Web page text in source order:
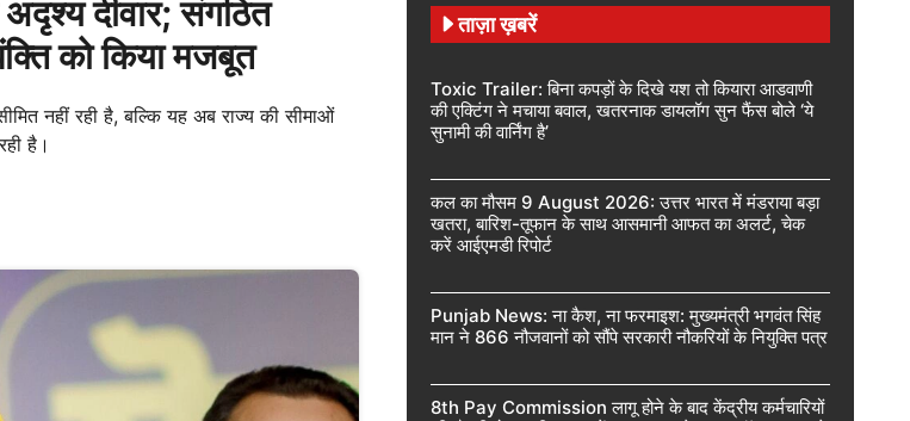
दीवार; संगठित
को किया मजबूत
नहीं रही है, बल्कि यह अब राज्य की सीमाओं
है।
ताज़ा ख़बरें
Toxic Trailer: बिना कपड़ों के दिखे यश तो कियारा आडवाणी
की एक्टिंग ने मचाया बवाल, खतरनाक डायलॉग सुन फैंस बोले ‘ये
सुनामी की वार्निंग है’
कल का मौसम 9 August 2026: उत्तर भारत में मंडराया बड़ा
खतरा, बारिश-तूफान के साथ आसमानी आफत का अलर्ट, चेक
करें आईएमडी रिपोर्ट
Punjab News: ना कैश, ना फरमाइश: मुख्यमंत्री भगवंत सिंह
मान ने 866 नौजवानों को सौंपे सरकारी नौकरियों के नियुक्ति पत्र
8th Pay Commission लागू होने के बाद केंद्रीय कर्मचारियों